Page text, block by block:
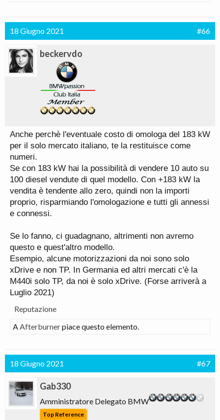
18 Giugno 2021 #66
beckervdo
Anche perchè l'eventuale costo di omologa del 183 kW
per il solo mercato italiano, te la restituisce come
numeri.
Se con 183 kW hai la possibilità di vendere 10 auto su
100 diesel vendute di quel modello. Con +183 kW la
vendita è tendente allo zero, quindi non la importi
proprio, risparmiando l'omologazione e tutti gli annessi
e connessi.
Se lo fanno, ci guadagnano, altrimenti non avremo
questo e quest'altro modello.
Esempio, alcune motorizzazioni da noi sono solo
xDrive e non TP. In Germania ed altri mercati c'è la
M440i solo TP, da noi è solo xDrive. (Forse arriverà a
Luglio 2021)
Reputazione
AAfterburnerpiace questo elemento.
18 Giugno 2021 #67
Gab330
Amministratore Delegato BMW
Top Reference